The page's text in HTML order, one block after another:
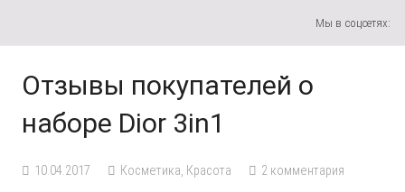
Мы в соцсетях:
Отзывы покупателей о
наборе Dior 3in1
10.04.2017 Косметика, Красота 2 комментария